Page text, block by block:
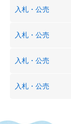
入札・公売
入札・公売
入札・公売
入札・公売